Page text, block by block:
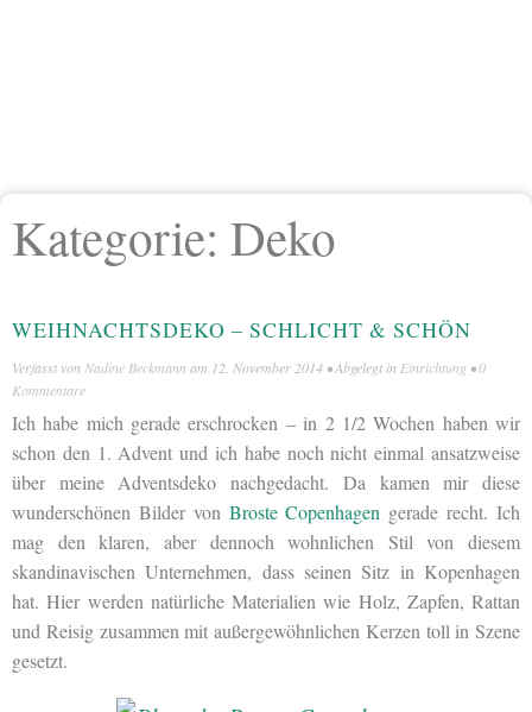
Kategorie: Deko
WEIHNACHTSDEKO – SCHLICHT & SCHÖN
Verfasst von Nadine Beckmann am 12. November 2014 • Abgelegt in Einrichtung •0
Kommentare
Ich habe mich gerade erschrocken – in 2 1/2 Wochen haben wir
schon den 1. Advent und ich habe noch nicht einmal ansatzweise
über meine Adventsdeko nachgedacht. Da kamen mir diese
wunderschönen Bilder von Broste Copenhagen gerade recht. Ich
mag den klaren, aber dennoch wohnlichen Stil von diesem
skandinavischen Unternehmen, dass seinen Sitz in Kopenhagen
hat. Hier werden natürliche Materialien wie Holz, Zapfen, Rattan
und Reisig zusammen mit außergewöhnlichen Kerzen toll in Szene
gesetzt.